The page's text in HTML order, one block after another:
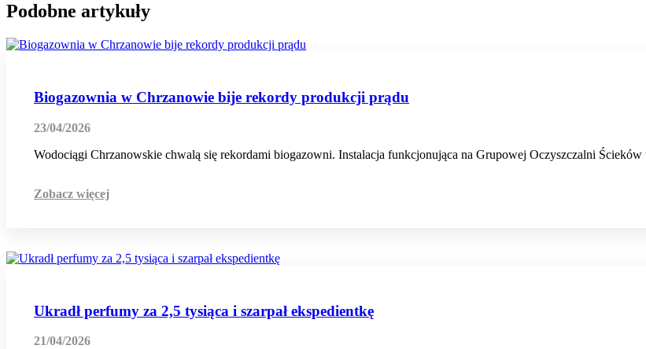
Podobne artykuły
Biogazownia w Chrzanowie bije rekordy produkcji prądu
23/04/2026
Wodociągi Chrzanowskie chwalą się rekordami biogazowni. Instalacja funkcjonująca na Grupowej Oczyszczalni
Zobacz więcej
Ukradł perfumy za 2,5 tysiąca i szarpał ekspedientkę
21/04/2026